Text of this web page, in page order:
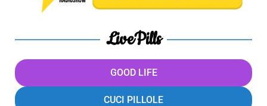
LivePills
GOOD LIFE
CUCI PILLOLE